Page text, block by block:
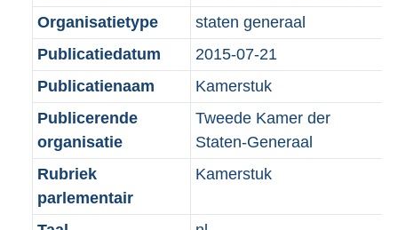
Organisatietype
staten generaal
Publicatiedatum
2015-07-21
Publicatienaam
Kamerstuk
Publicerende
organisatie
Tweede Kamer der
Staten-Generaal
Rubriek
parlementair
Kamerstuk